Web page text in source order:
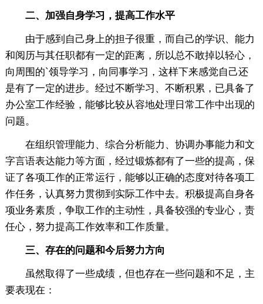
二、加强自身学习，提高工作水平
由于感到自己身上的担子很重，而自己的学识、能力
和阅历与其任职都有一定的距离，所以总不敢掉以轻心，
向周围的`领导学习，向同事学习，这样下来感觉自己还
是有了一定的进步。经过不断学习、不断积累，已具备了
办公室工作经验，能够比较从容地处理日常工作中出现的
问题。
在组织管理能力、综合分析能力、协调办事能力和文
字言语表达能力等方面，经过锻炼都有了一些的提高，保
证了各项工作的正常运行，能够以正确的态度对待各项工
作任务，认真努力贯彻到实际工作中去。积极提高自身各
项业务素质，争取工作的主动性，具备较强的专业心，责
任心，努力提高工作效率和工作质量。
三、存在的问题和今后努力方向
虽然取得了一些成绩，但也存在一些问题和不足，主
要表现在：